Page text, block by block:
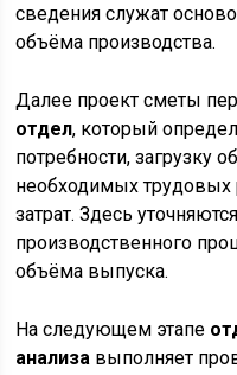
сведения служат
объёма производства.
Далее проект сметы
отдел, который
потребности, загрузку
необходимых трудовых
затрат. Здесь
производственного
объёма выпуска.
На следующем этапе
анализа выполняет